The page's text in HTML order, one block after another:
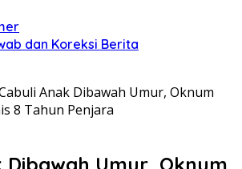
dan Koreksi Berita
Anak Dibawah Umur, Oknum
8 Tahun Penjara
Dibawah Umur, Oknum